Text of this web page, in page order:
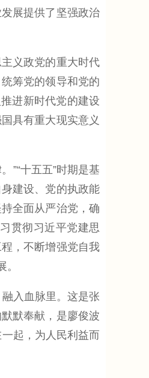
展提供了坚强政治
义政党的重大时代
筹党的领导和党的
进新时代党的建设
具有重大现实意义
”“十五五”时期是基
建设、党的执政能
全面从严治党，确
贯彻习近平党建思
，不断增强党自我
入血脉里。这是张
默奉献，是廖俊波
起，为人民利益而